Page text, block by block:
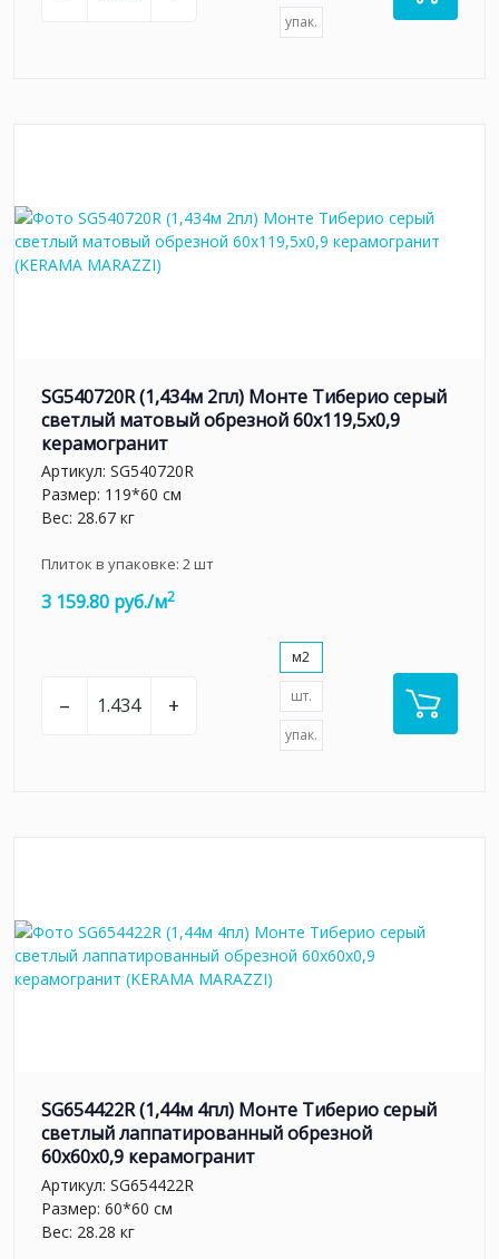
упак.
SG540720R (1,434м 2пл) Монте Тиберио серый
светлый матовый обрезной 60x119,5x0,9
керамогранит
Артикул: SG540720R
Размер: 119*60 см
Вес: 28.67 кг
Плиток в упаковке: 2шт
3 159.80 руб./м2
– +
м2
шт.
упак.
SG654422R (1,44м 4пл) Монте Тиберио серый
светлый лаппатированный обрезной
60x60x0,9 керамогранит
Артикул: SG654422R
Размер: 60*60 см
Вес: 28.28 кг